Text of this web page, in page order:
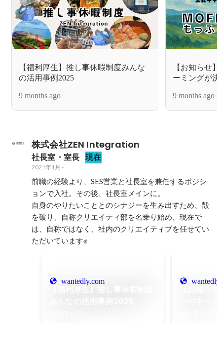
【福利厚生】推し事休暇制度みんな
の活用事例2025
9 months ago
【お知らせ
ーミングが
9 months ago
株式会社ZEN Integration
社長室・室長 現在
2021年1月 -
前職の経験より、SES営業と社長室を兼任するポジシ
ョンで入社。その後、社長室メインに。
自身のやりたいこととのシナジーを生み出すため、殻
を破り、自称クリエイティ部を名乗り始め、現在で
は、自称ではなく、社内のクリエイティブを任せてい
wantedly.com